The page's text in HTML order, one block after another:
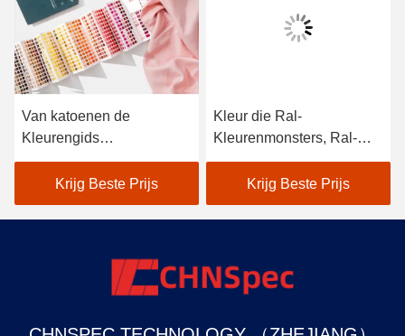
Van katoenen de
Kleurengids
Versiepantone, Pantone-
Kleurengrafiek het
Gemakkelijke Dragen
Krijg Beste Prijs
Kleur die Ral-
Kleurenmonsters, Ral-
Kleurengrafiek voor
Verpakking
leiden/Drukindustrie
Krijg Beste Prijs